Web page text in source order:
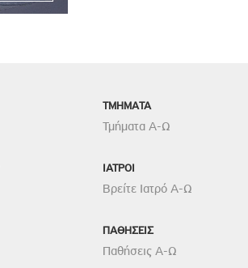
TMHMATA
Τμήματα Α-Ω
ΙΑΤΡΟΙ
Βρείτε Ιατρό Α-Ω
ΠΑΘΗΣΕΙΣ
Παθήσεις Α-Ω